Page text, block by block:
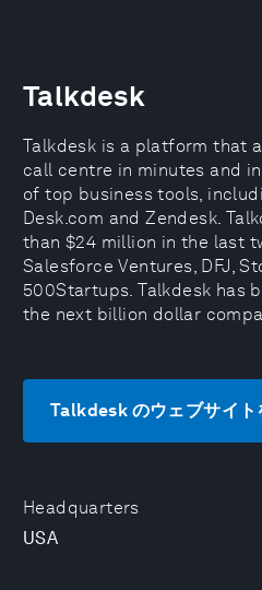
Headquarters
USA
Talkdesk
Talkdesk is a platform that
call centre in minutes and
of top business tools,
Desk.com and Zendesk.
than $24 million in the last
Salesforce Ventures, DFJ,
500Startups. Talkdesk has
the next billion dollar
Talkdesk のウェブサイト